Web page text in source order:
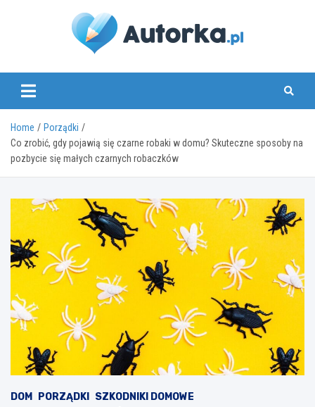
www.autorka.pl
Home
Porządki
Co zrobić, gdy pojawią się czarne robaki w domu? Skuteczne sposoby na
pozbycie się małych czarnych robaczków
DOM PORZĄDKI
SZKODNIKI DOMOWE